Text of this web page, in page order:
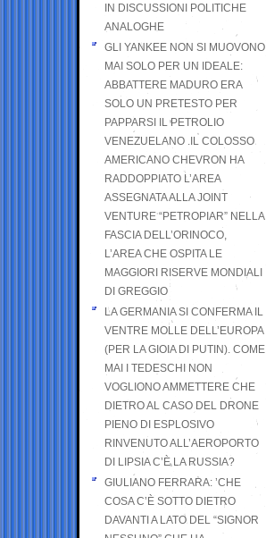
IN DISCUSSIONI POLITICHE
ANALOGHE
GLI YANKEE NON SI MUOVONO
MAI SOLO PER UN IDEALE:
ABBATTERE MADURO ERA
SOLO UN PRETESTO PER
PAPPARSI IL PETROLIO
VENEZUELANO .IL COLOSSO
AMERICANO CHEVRON HA
RADDOPPIATO L’AREA
ASSEGNATA ALLA JOINT
VENTURE “PETROPIAR” NELLA
FASCIA DELL’ORINOCO,
L’AREA CHE OSPITA LE
MAGGIORI RISERVE MONDIALI
DI GREGGIO
LA GERMANIA SI CONFERMA IL
VENTRE MOLLE DELL’EUROPA
(PER LA GIOIA DI PUTIN). COME
MAI I TEDESCHI NON
VOGLIONO AMMETTERE CHE
DIETRO AL CASO DEL DRONE
PIENO DI ESPLOSIVO
RINVENUTO ALL’AEROPORTO
DI LIPSIA C’È LA RUSSIA?
GIULIANO FERRARA: ’CHE
COSA C’È SOTTO DIETRO
DAVANTI A LATO DEL “SIGNOR